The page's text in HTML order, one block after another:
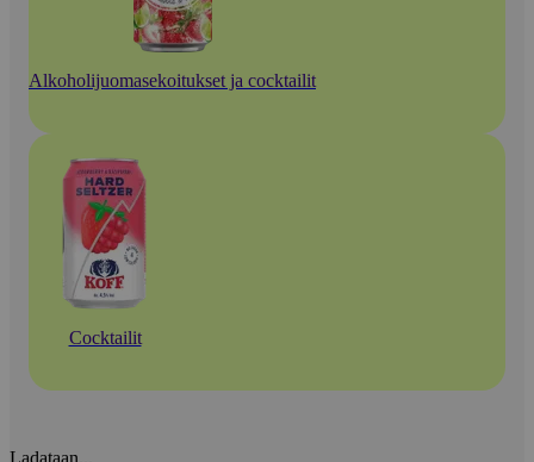
Alkoholijuomasekoitukset ja cocktailit
Cocktailit